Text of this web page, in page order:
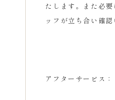
たします。また必
ッフが立ち合い確認
アフターサービス：